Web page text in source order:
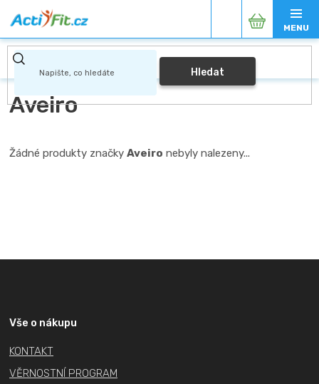
na
obsah
Hledat
Nákupní
košík
Aveiro
Žádné produkty značky Aveiro nebyly nalezeny...
Vše o nákupu
KONTAKT
VĚRNOSTNÍ PROGRAM